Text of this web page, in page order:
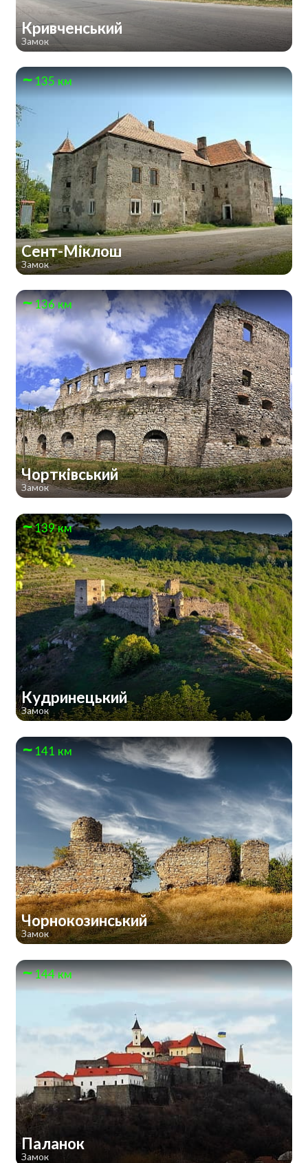
Кривченський
Замок
135 км
Сент-Міклош
Замок
136 км
Чортківський
Замок
139 км
Кудринецький
Замок
141 км
Чорнокозинський
Замок
144 км
Паланок
Замок